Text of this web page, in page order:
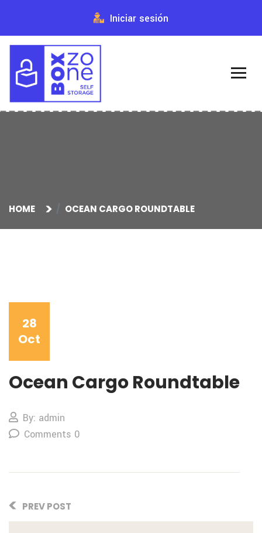
Iniciar sesión
HOME OCEAN CARGO ROUNDTABLE
28
Oct
Ocean Cargo Roundtable
By: admin
Comments 0
PREV POST